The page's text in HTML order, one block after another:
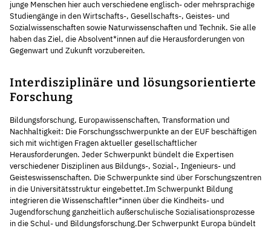
junge Menschen hier auch verschiedene englisch- oder mehrsprachige
Studiengänge in den Wirtschafts-, Gesellschafts-, Geistes- und
Sozialwissenschaften sowie Naturwissenschaften und Technik. Sie alle
haben das Ziel, die Absolvent*innen auf die Herausforderungen von
Gegenwart und Zukunft vorzubereiten.
Interdisziplinäre und lösungsorientierte
Forschung
Bildungsforschung, Europawissenschaften, Transformation und
Nachhaltigkeit: Die Forschungsschwerpunkte an der EUF beschäftigen
sich mit wichtigen Fragen aktueller gesellschaftlicher
Herausforderungen. Jeder Schwerpunkt bündelt die Expertisen
verschiedener Disziplinen aus Bildungs-, Sozial-, Ingenieurs- und
Geisteswissenschaften. Die Schwerpunkte sind über Forschungszentren
in die Universitätsstruktur eingebettet.Im Schwerpunkt Bildung
integrieren die Wissenschaftler*innen über die Kindheits- und
Jugendforschung ganzheitlich außerschulische Sozialisationsprozesse
in die Schul- und Bildungsforschung.Der Schwerpunkt Europa bündelt